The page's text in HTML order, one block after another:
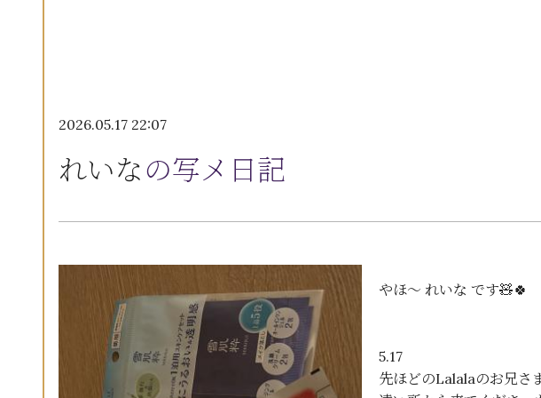
2026.05.17 22:07
れいなの写メ日記
やほ〜 れいな です🧸🍀
5.17
先ほどのLalalaのお兄さ